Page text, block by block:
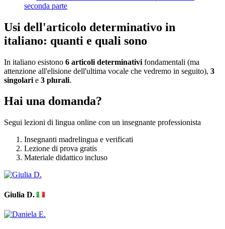
seconda parte
Usi dell'articolo determinativo in
italiano: quanti e quali sono
In italiano esistono 6 articoli determinativi fondamentali (ma
attenzione all'elisione dell'ultima vocale che vedremo in seguito), 3
singolari e 3 plurali.
Hai una domanda?
Segui lezioni di lingua online con un insegnante professionista
Insegnanti madrelingua e verificati
Lezione di prova gratis
Materiale didattico incluso
Giulia D.